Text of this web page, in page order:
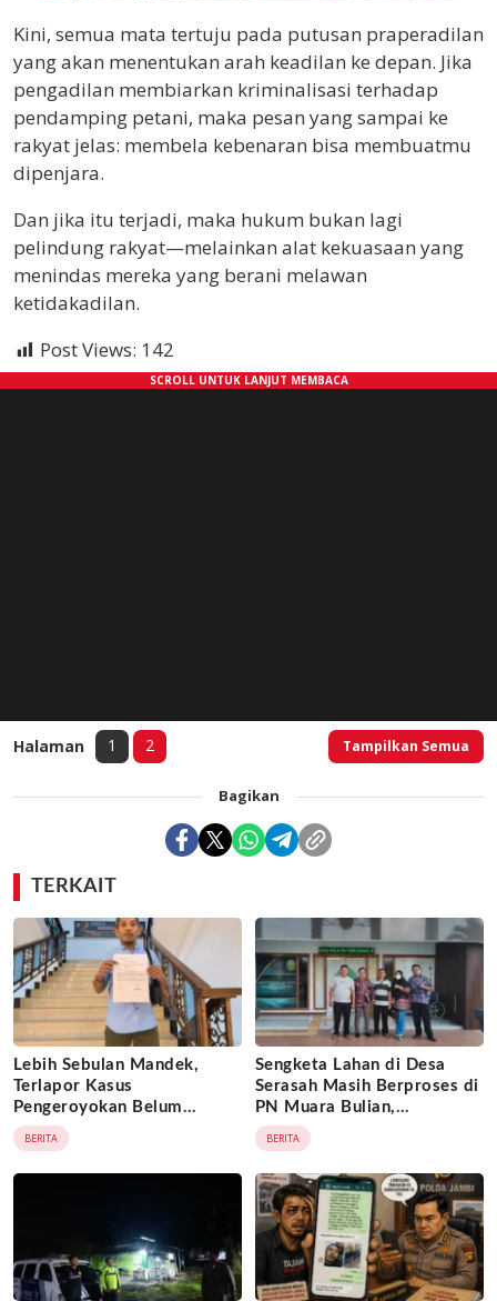
Kini, semua mata tertuju pada putusan praperadilan
yang akan menentukan arah keadilan ke depan. Jika
pengadilan membiarkan kriminalisasi terhadap
pendamping petani, maka pesan yang sampai ke
rakyat jelas: membela kebenaran bisa membuatmu
dipenjara.
Dan jika itu terjadi, maka hukum bukan lagi
pelindung rakyat—melainkan alat kekuasaan yang
menindas mereka yang berani melawan
ketidakadilan.
Post Views: 142
Halaman 1 2 Tampilkan Semua
Bagikan
TERKAIT
Lebih Sebulan Mandek,
Terlapor Kasus
Pengeroyokan Belum
Diperiksa, Korban Adukan
Penyidik ke Wasidik Polda
Jambi
BERITA
Sengketa Lahan di Desa
Serasah Masih Berproses di
PN Muara Bulian,
Penggugat Minta Kepastian
Hukum atas Kepemilikan
Objek Tanah
BERITA